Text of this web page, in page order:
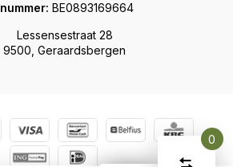
Lessensestraat 28
9500, Geraardsbergen
BE0893169664
0
Vergelijk